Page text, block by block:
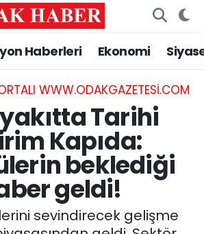
Haberleri Ekonomi
WWW.ODAKGAZETESI.COM
Tarihi
Kapıda:
beklediği
geldi!
sevindirecek gelişme
HABERLERİ
Durumu ve Fikstür
Haberleri